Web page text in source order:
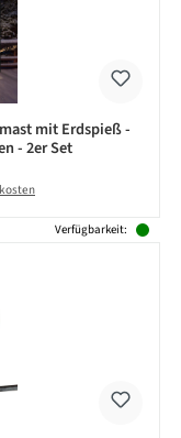
mit Erdspieß -
- 2er Set
Verfügbarkeit: